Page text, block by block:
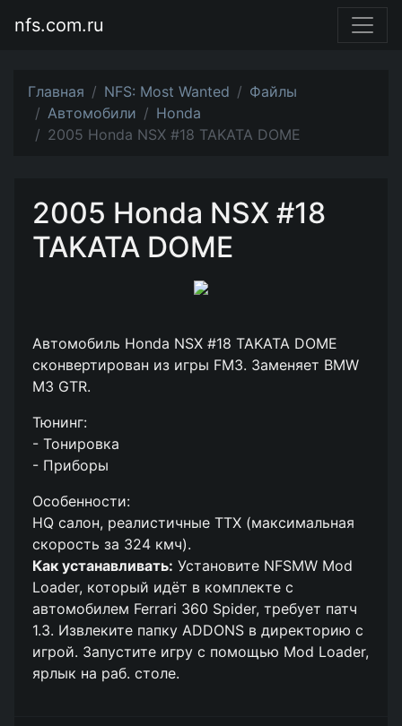
nfs.com.ru
Главная NFS: Most Wanted
Файлы
Автомобили
Honda
2005 Honda NSX #18 TAKATA DOME
2005 Honda NSX #18
TAKATA DOME
Автомобиль Honda NSX #18 TAKATA DOME
сконвертирован из игры FM3. Заменяет BMW
M3 GTR.
Тюнинг:
- Тонировка
- Приборы
Особенности:
HQ салон, реалистичные ТТХ (максимальная
скорость за 324 кмч).
Как устанавливать: Установите NFSMW Mod
Loader, который идёт в комплекте с
автомобилем Ferrari 360 Spider, требует патч
1.3. Извлеките папку ADDONS в директорию с
игрой. Запустите игру с помощью Mod Loader,
ярлык на раб. столе.